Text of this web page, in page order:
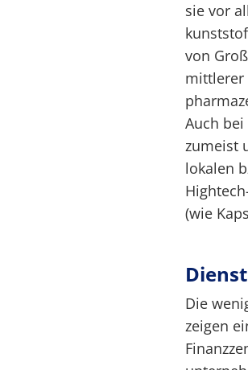
sie vor
von
mittlerer
Auch
zumeist
lokalen
(wie
Die
zeigen